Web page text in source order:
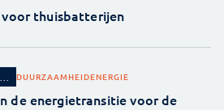
voor thuisbatterijen
DUURZAAMHEIDENERGIE
de energietransitie voor de